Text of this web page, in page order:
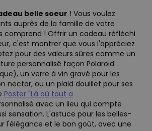
belle soeur ! Vous voulez
auprès de la famille de votre
comprend ! Offrir un cadeau réfléchi
c'est montrer que vous l'appréciez
pour des valeurs sûres comme un
personnalisé façon Polaroïd
un verre à vin gravé pour les
nectar, ou un plaid douillet pour ses
Poster "Là où tout a
avec un lieu qui compte
sensation. L'astuce pour les belles-
l'élégance et le bon goût, avec une